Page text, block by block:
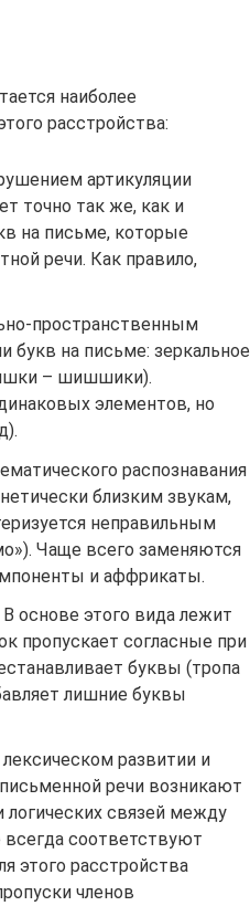
наиболее
расстройства:
артикуляции
точно так же, как и
на письме, которые
речи. Как правило,
пространственным
букв на письме: зеркальное
– шишшики).
элементов, но
распознавания
близким звукам,
неправильным
Чаще всего заменяются
и аффрикаты.
основе этого вида лежит
пропускает согласные при
буквы (тропа
лишние буквы
развитии и
речи возникают
связей между
соответствуют
этого расстройства
членов